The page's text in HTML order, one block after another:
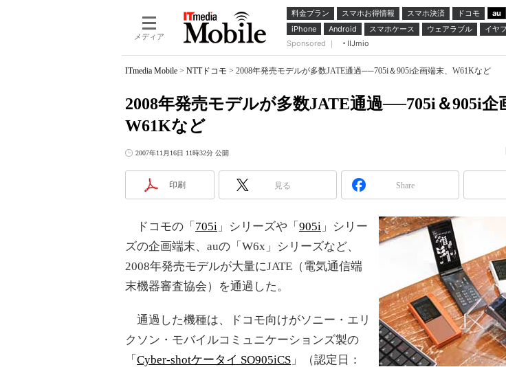
メディア
料金プラン スマホお得情報 スマホ決済 ドコモ au
iPhone
Android スマホケース ウェアラブル イヤ
Sponsored ｜
IIJmio
ITmedia Mobile > NTTドコモ > 2008年発売モデルが多数JATE通過──705i＆905i企画端末、W61Kなど
2008年発売モデルが多数JATE通過──705i＆905i企
W61Kなど
2007年11月16日 11時32分 公開
印刷 見る Share
ドコモの「 705i 」シリーズや「 905i 」シリー
ズの企画端末、auの「W6x」シリーズなど、
2008年発売モデルが大量にJATE（電気通信端
末機器審査協会）を通過した。
通過した機種は、ドコモ向けがソニー・エリ
クソン・モバイルコミュニケーションズ製の
「 Cyber-shotケータイ SO905iCS 」（認定日：